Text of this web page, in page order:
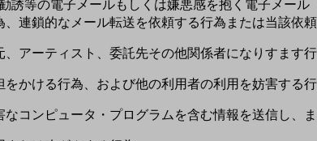
誘等の電子メールもしくは嫌悪感を抱く電子メー
連鎖的なメール転送を依頼する行為または当該依
アーティスト、委託先その他関係者になりすます
かける行為、および他の利用者の利用を妨害する
コンピュータ・プログラムを含む情報を送信し、